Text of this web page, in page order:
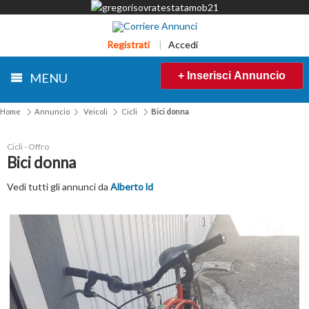
Registrati | Accedi
MENU + Inserisci Annuncio
Home Annuncio Veicoli Cicli Bici donna
Cicli - Offro
Bici donna
Vedi tutti gli annunci da Alberto ld